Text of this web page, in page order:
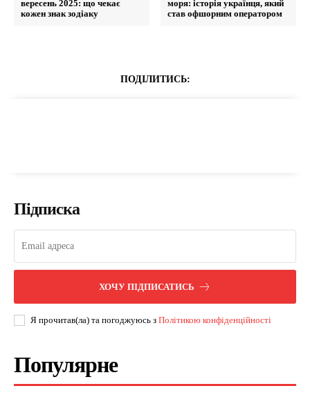
вересень 2025: що чекає
кожен знак зодіаку
моря: історія українця, який
став офшорним оператором
ПОДІЛИТИСЬ:
Підписка
ХОЧУ ПІДПИСАТИСЬ
Я прочитав(ла) та погоджуюсь з Політикою конфіденційності
Популярне